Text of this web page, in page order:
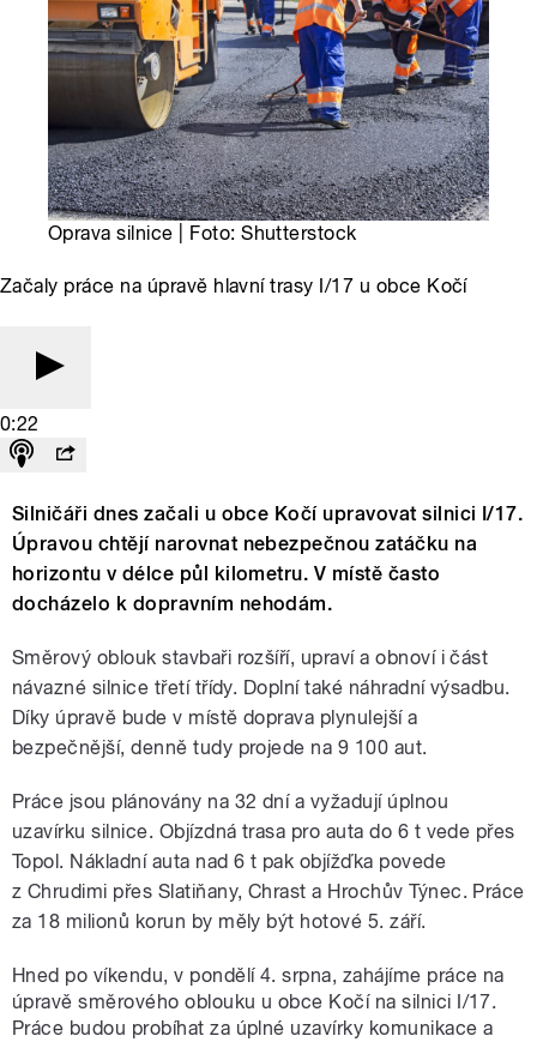
Oprava silnice | Foto: Shutterstock
Začaly práce na úpravě hlavní trasy I/17 u obce Kočí
0:22
Silničáři dnes začali u obce Kočí upravovat silnici I/17.
Úpravou chtějí narovnat nebezpečnou zatáčku na
horizontu v délce půl kilometru. V místě často
docházelo k dopravním nehodám.
Směrový oblouk stavbaři rozšíří, upraví a obnoví i část
návazné silnice třetí třídy. Doplní také náhradní výsadbu.
Díky úpravě bude v místě doprava plynulejší a
bezpečnější, denně tudy projede na 9 100 aut.
Práce jsou plánovány na 32 dní a vyžadují úplnou
uzavírku silnice. Objízdná trasa pro auta do 6 t vede přes
Topol. Nákladní auta nad 6 t pak objížďka povede
z Chrudimi přes Slatiňany, Chrast a Hrochův Týnec. Práce
za 18 milionů korun by měly být hotové 5. září.
Hned po víkendu, v pondělí 4. srpna, zahájíme práce na
úpravě směrového oblouku u obce Kočí na silnici I/17.
Práce budou probíhat za úplné uzavírky komunikace a